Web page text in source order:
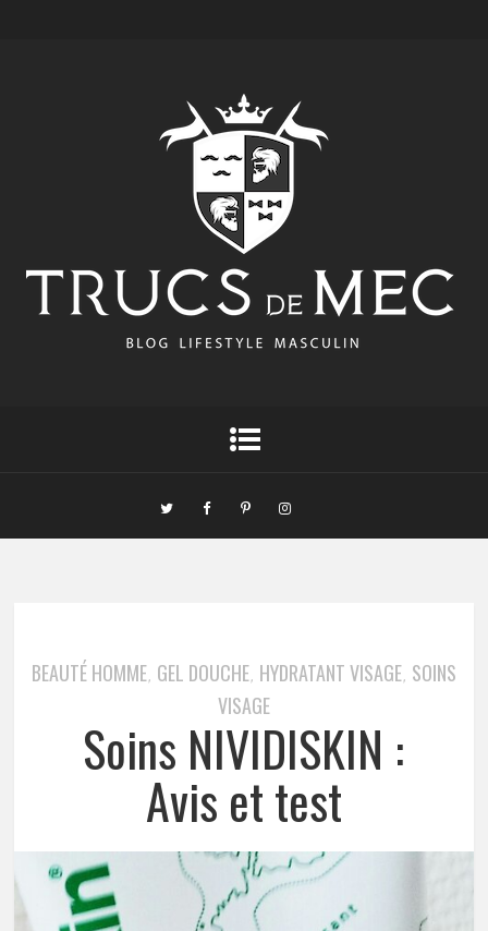
BEAUTÉ HOMME, GEL DOUCHE, HYDRATANT VISAGE, SOINS
VISAGE
Soins NIVIDISKIN :
Avis et test